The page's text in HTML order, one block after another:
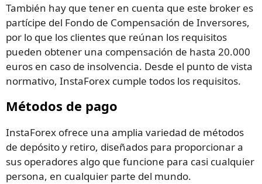
También hay que tener en cuenta que este broker es
partícipe del Fondo de Compensación de Inversores,
por lo que los clientes que reúnan los requisitos
pueden obtener una compensación de hasta 20.000
euros en caso de insolvencia. Desde el punto de vista
normativo, InstaForex cumple todos los requisitos.
Métodos de pago
InstaForex ofrece una amplia variedad de métodos
de depósito y retiro, diseñados para proporcionar a
sus operadores algo que funcione para casi cualquier
persona, en cualquier parte del mundo.